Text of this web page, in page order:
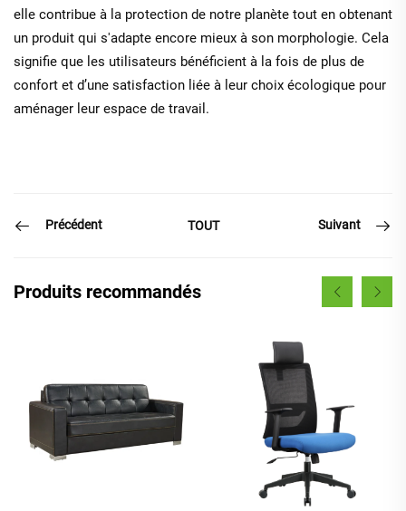
elle contribue à la protection de notre planète tout en obtenant
un produit qui s'adapte encore mieux à son morphologie. Cela
signifie que les utilisateurs bénéficient à la fois de plus de
confort et d’une satisfaction liée à leur choix écologique pour
aménager leur espace de travail.
Précédent TOUT Suivant
Produits recommandés